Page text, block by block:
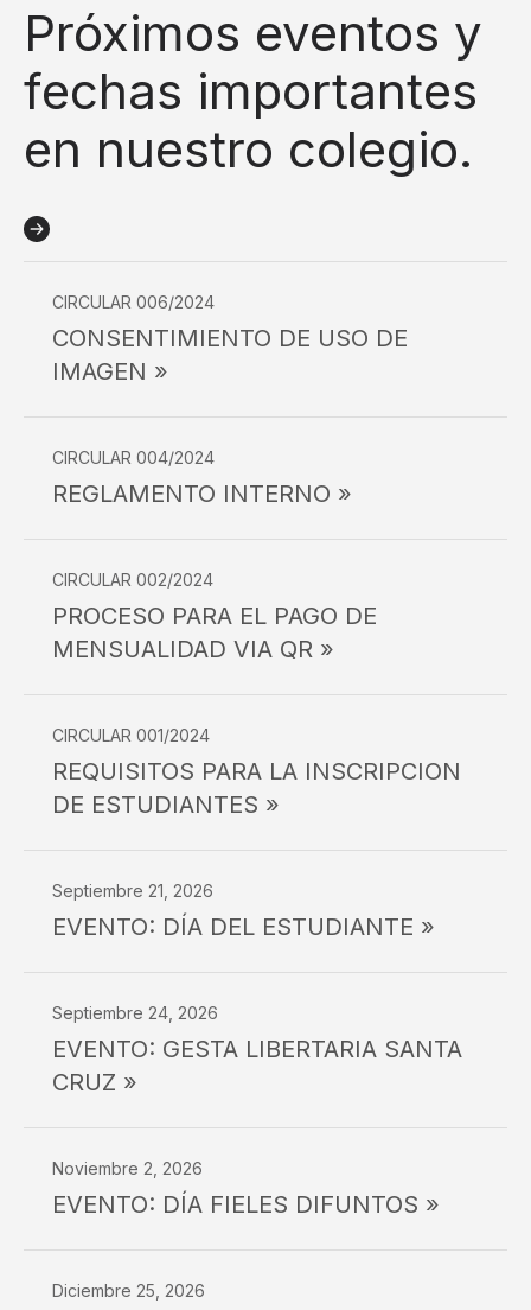
Próximos eventos y
fechas importantes
en nuestro colegio.
CIRCULAR 006/2024
CONSENTIMIENTO DE USO DE
IMAGEN »
CIRCULAR 004/2024
REGLAMENTO INTERNO »
CIRCULAR 002/2024
PROCESO PARA EL PAGO DE
MENSUALIDAD VIA QR »
CIRCULAR 001/2024
REQUISITOS PARA LA INSCRIPCION
DE ESTUDIANTES »
Septiembre 21, 2026
EVENTO: DÍA DEL ESTUDIANTE »
Septiembre 24, 2026
EVENTO: GESTA LIBERTARIA SANTA
CRUZ »
Noviembre 2, 2026
EVENTO: DÍA FIELES DIFUNTOS »
Diciembre 25, 2026